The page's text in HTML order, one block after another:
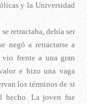
y la Universidad
retractaba, debía ser
negó a retractarse a
vio frente a una gran
e hizo una vaga
los términos de si
hecho. La joven fue